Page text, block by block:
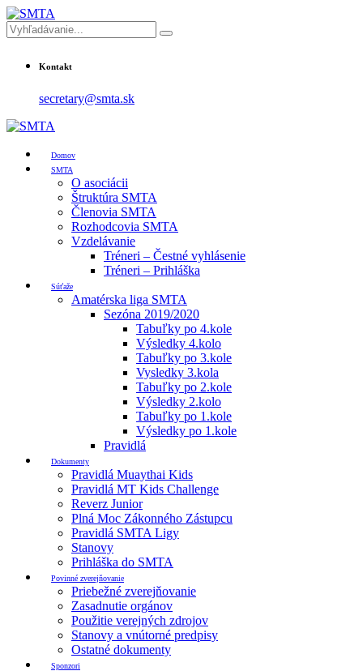
Kontakt
secretary@smta.sk
Domov
SMTA
O asociácii
Štruktúra SMTA
Členovia SMTA
Rozhodcovia SMTA
Vzdelávanie
Tréneri – Čestné vyhlásenie
Tréneri – Prihláška
Súťaže
Amatérska liga SMTA
Sezóna 2019/2020
Tabuľky po 4.kole
Výsledky 4.kolo
Tabuľky po 3.kole
Vysledky 3.kola
Tabuľky po 2.kole
Výsledky 2.kolo
Tabuľky po 1.kole
Výsledky po 1.kole
Pravidlá
Dokumenty
Pravidlá Muaythai Kids
Pravidlá MT Kids Challenge
Reverz Junior
Plná Moc Zákonného Zástupcu
Pravidlá SMTA Ligy
Stanovy
Prihláška do SMTA
Povinné zverejňovanie
Priebežné zverejňovanie
Zasadnutie orgánov
Použitie verejných zdrojov
Stanovy a vnútorné predpisy
Ostatné dokumenty
Sponzori